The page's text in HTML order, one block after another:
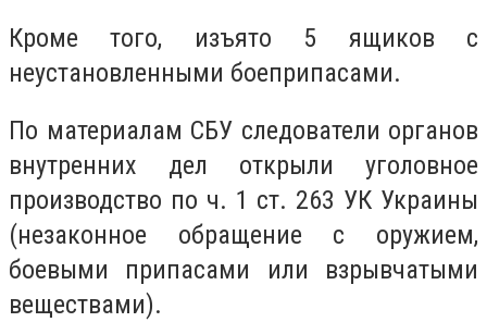
Кроме того, изъято 5 ящиков с
неустановленными боеприпасами.
По материалам СБУ следователи органов
внутренних дел открыли уголовное
производство по ч. 1 ст. 263 УК Украины
(незаконное обращение с оружием,
боевыми припасами или взрывчатыми
веществами).